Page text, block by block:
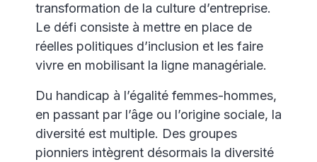
transformation de la culture d’entreprise.
Le défi consiste à mettre en place de
réelles politiques d’inclusion et les faire
vivre en mobilisant la ligne managériale.
Du handicap à l’égalité femmes-hommes,
en passant par l’âge ou l’origine sociale, la
diversité est multiple. Des groupes
pionniers intègrent désormais la diversité